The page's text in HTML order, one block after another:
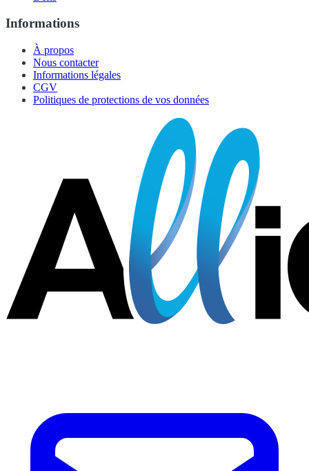
Informations
À propos
Nous contacter
Informations légales
CGV
Politiques de protections de vos données